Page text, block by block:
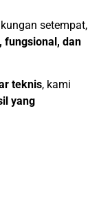
setempat,
fungsional, dan
teknis, kami
yang